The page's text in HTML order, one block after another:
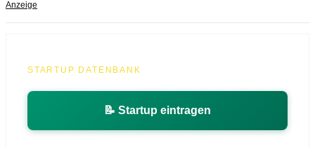
Anzeige
STARTUP DATENBANK
📝 Startup eintragen